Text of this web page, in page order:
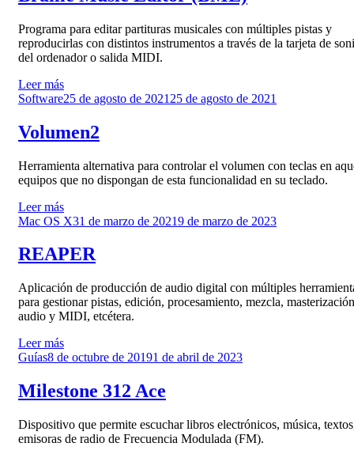
Programa para editar partituras musicales con múltiples pistas y
reproducirlas con distintos instrumentos a través de la tarjeta de
del ordenador o salida MIDI.
Leer más
SoftwarePublicado
25 de agosto de 2021 25 de agosto de 2021
Volumen2
Herramienta alternativa para controlar el volumen con teclas en
equipos que no dispongan de esta funcionalidad en su teclado.
Leer más
Mac OS XPublicado
31 de marzo de 20219 de marzo de 2023
REAPER
Aplicación de producción de audio digital con múltiples
para gestionar pistas, edición, procesamiento, mezcla,
audio y MIDI, etcétera.
Leer más
GuíasPublicado
8 de octubre de 20191 de abril de 2023
Milestone 312 Ace
Dispositivo que permite escuchar libros electrónicos, música,
emisoras de radio de Frecuencia Modulada (FM).